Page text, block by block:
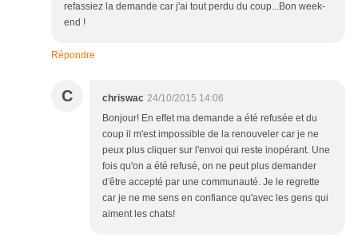
refassiez la demande car j'ai tout perdu du coup...Bon week-
end !
Répondre
C chriswac 24/10/2015 14:06
Bonjour! En effet ma demande a été refusée et du
coup il m'est impossible de la renouveler car je ne
peux plus cliquer sur l'envoi qui reste inopérant. Une
fois qu'on a été refusé, on ne peut plus demander
d'être accepté par une communauté. Je le regrette
car je ne me sens en confiance qu'avec les gens qui
aiment les chats!